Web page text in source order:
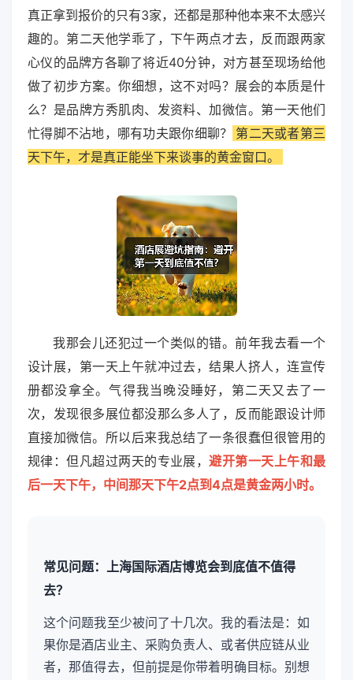
真正拿到报价的只有3家，还都是那种他本来不太感兴
趣的。第二天他学乖了，下午两点才去，反而跟两家
心仪的品牌方各聊了将近40分钟，对方甚至现场给他
做了初步方案。你细想，这不对吗？展会的本质是什
么？是品牌方秀肌肉、发资料、加微信。第一天他们
忙得脚不沾地，哪有功夫跟你细聊？
第二天或者第三
天下午，才是真正能坐下来谈事的黄金窗口。
我那会儿还犯过一个类似的错。前年我去看一个
设计展，第一天上午就冲过去，结果人挤人，连宣传
册都没拿全。气得我当晚没睡好，第二天又去了一
次，发现很多展位都没那么多人了，反而能跟设计师
直接加微信。所以后来我总结了一条很蠢但很管用的
规律：但凡超过两天的专业展，避开第一天上午和最
后一天下午，中间那天下午2点到4点是黄金两小时。
常见问题：上海国际酒店博览会到底值不值得
去？
这个问题我至少被问了十几次。我的看法是：如
果你是酒店业主、采购负责人、或者供应链从业
者，那值得去，但前提是你带着明确目标。别想